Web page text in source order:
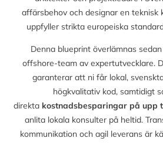
affärsbehov och designar en teknisk
uppfyller strikta europeiska
Denna blueprint överlämnas
offshore-team av expertutvecklare.
garanterar att ni får lokal,
högkvalitativ kod, samtidigt
direkta kostnadsbesparingar på upp
anlita lokala konsulter på heltid.
kommunikation och agil leverans är